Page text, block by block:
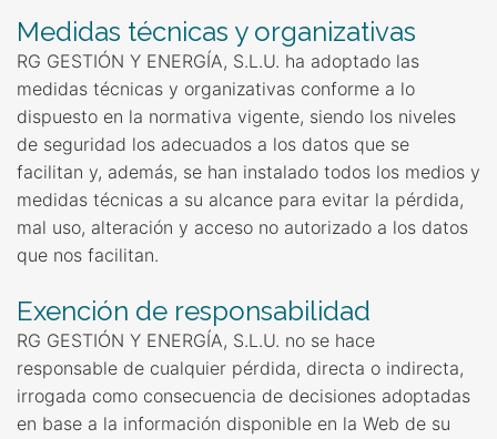
Medidas técnicas y organizativas
RG GESTIÓN Y ENERGÍA, S.L.U. ha adoptado las
medidas técnicas y organizativas conforme a lo
dispuesto en la normativa vigente, siendo los niveles
de seguridad los adecuados a los datos que se
facilitan y, además, se han instalado todos los medios y
medidas técnicas a su alcance para evitar la pérdida,
mal uso, alteración y acceso no autorizado a los datos
que nos facilitan.
Exención de responsabilidad
RG GESTIÓN Y ENERGÍA, S.L.U. no se hace
responsable de cualquier pérdida, directa o indirecta,
irrogada como consecuencia de decisiones adoptadas
en base a la información disponible en la Web de su